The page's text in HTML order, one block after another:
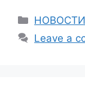
Categories
НОВОСТИ
Leave a